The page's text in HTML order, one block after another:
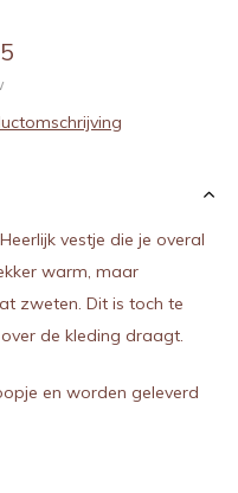
vestje die je overal
warm, maar
zweten. Dit is toch te
de kleding draagt.
en worden geleverd